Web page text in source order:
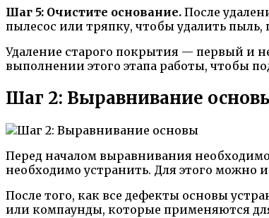
Шаг 5: Очистите основание. После
пылесос или тряпку, чтобы удалить
Удаление старого покрытия — первый и
выполнении этого этапа работы, чтобы
Шаг 2: Выравнивание
Перед началом выравнивания
необходимо устранить. Для этого можно
После того, как все дефекты основы
или компаунды, которые применяются